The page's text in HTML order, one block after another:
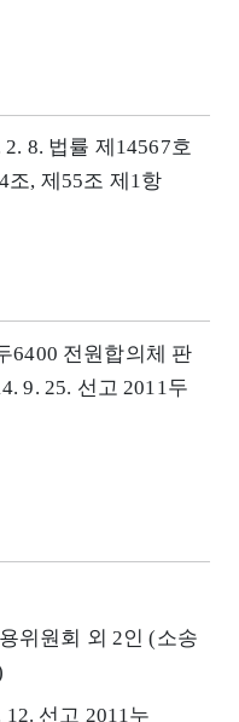
8. 법률 제14567호
조, 제55조 제1항
6400 전원합의체 판
9. 25. 선고 2011두
위원회 외 2인 (소송
선고 2011누